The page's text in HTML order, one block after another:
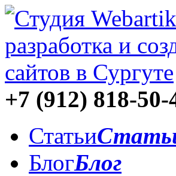
+7 (912) 818-50-
Статьи
БлогБлог